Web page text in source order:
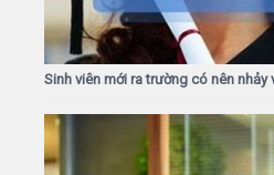
Sinh viên mới ra trường có nên